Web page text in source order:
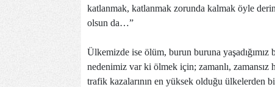
katlanmak, katlanmak zorunda kalmak öyle derin
olsun da…”
Ülkemizde ise ölüm, burun buruna
nedenimiz var ki ölmek için; zamanlı,
trafik kazalarının en yüksek olduğu ülkelerden